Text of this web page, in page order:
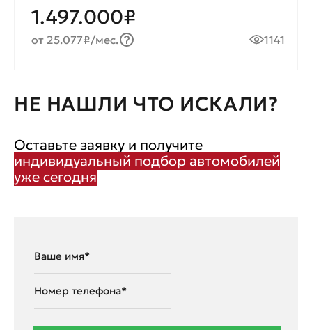
1.497.000₽
от 25.077₽/мес. 1141
НЕ НАШЛИ ЧТО ИСКАЛИ?
Оставьте заявку и получите
индивидуальный подбор автомобилей
уже сегодня